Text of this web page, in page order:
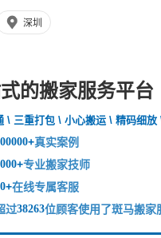
深圳
的搬家服务平台
\ 三重打包 \ 小心搬运 \ 精码细
+真实案例
+专业搬家技师
+在线专属客服
过38263位顾客使用了斑马搬家